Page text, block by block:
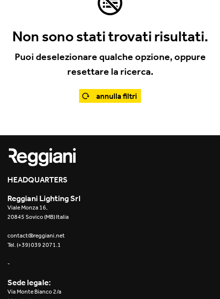
Mood Evo
Sistema Trybeca
Yori Surface Base
Yori Surface/Pendant
Envios IP66
Incline Dark Performance
Mosaico Easy-IOS
Retail
Showrooms
Non sono stati trovati risultati.
Puoi deselezionare qualche opzione, oppure
resettare la ricerca.
annulla filtri
HEADQUARTERS
Reggiani Lighting Srl
Viale Monza 16,
20845 Sovico (MB) Italia
contact@reggiani.net
Tel. (+39) 039 2071.1
-
Sede legale:
Via Monte Bianco 2/a